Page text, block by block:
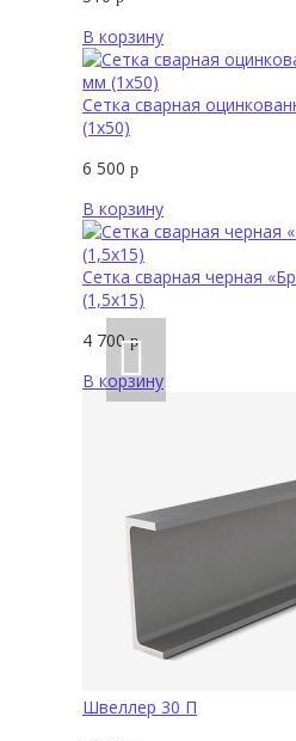
В корзину
Сетка сварная
(1х50)
6 500 р
В корзину
Сетка сварная черная
(1,5х15)
4 700р
В корзину
Швеллер 30 П